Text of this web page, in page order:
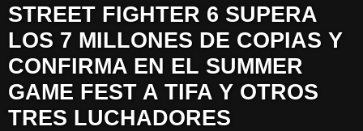
STREET FIGHTER 6 SUPERA
LOS 7 MILLONES DE COPIAS Y
CONFIRMA EN EL SUMMER
GAME FEST A TIFA Y OTROS
TRES LUCHADORES